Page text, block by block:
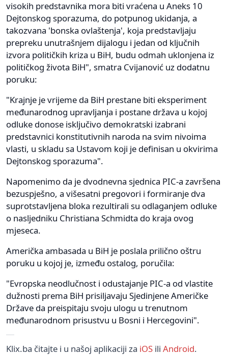
visokih predstavnika mora biti vraćena u Aneks 10
Dejtonskog sporazuma, do potpunog ukidanja, a
takozvana 'bonska ovlaštenja', koja predstavljaju
prepreku unutrašnjem dijalogu i jedan od ključnih
izvora političkih kriza u BiH, budu odmah uklonjena iz
političkog života BiH", smatra Cvijanović uz dodatnu
poruku:
"Krajnje je vrijeme da BiH prestane biti eksperiment
međunarodnog upravljanja i postane država u kojoj
odluke donose isključivo demokratski izabrani
predstavnici konstitutivnih naroda na svim nivoima
vlasti, u skladu sa Ustavom koji je definisan u okvirima
Dejtonskog sporazuma".
Napomenimo da je dvodnevna sjednica PIC-a završena
bezuspješno, a višesatni pregovori i formiranje dva
suprotstavljena bloka rezultirali su odlaganjem odluke
o nasljedniku Christiana Schmidta do kraja ovog
mjeseca.
Američka ambasada u BiH je poslala prilično oštru
poruku u kojoj je, između ostalog, poručila:
"Evropska neodlučnost i odustajanje PIC-a od vlastite
dužnosti prema BiH prisiljavaju Sjedinjene Američke
Države da preispitaju svoju ulogu u trenutnom
međunarodnom prisustvu u Bosni i Hercegovini".
Klix.ba čitajte i u našoj aplikaciji za iOS ili Android.